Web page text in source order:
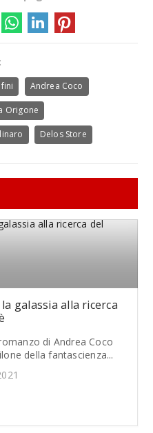
Andrea Coco
Origone
Delos Store
galassia alla ricerca
di Andrea Coco
della fantascienza...